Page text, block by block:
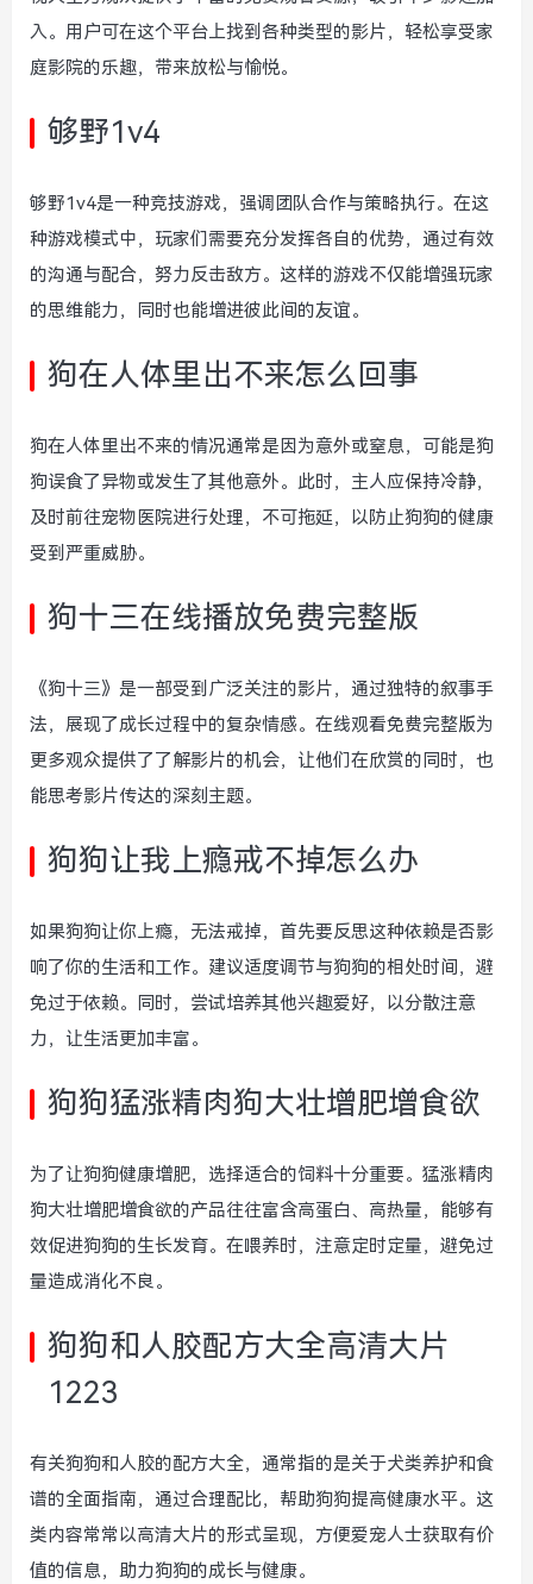
入。用户可在这个平台上找到各种类型的影片，轻松享受家
庭影院的乐趣，带来放松与愉悦。
够野1v4
够野1v4是一种竞技游戏，强调团队合作与策略执行。在这
种游戏模式中，玩家们需要充分发挥各自的优势，通过有效
的沟通与配合，努力反击敌方。这样的游戏不仅能增强玩家
的思维能力，同时也能增进彼此间的友谊。
狗在人体里出不来怎么回事
狗在人体里出不来的情况通常是因为意外或窒息，可能是狗
狗误食了异物或发生了其他意外。此时，主人应保持冷静，
及时前往宠物医院进行处理，不可拖延，以防止狗狗的健康
受到严重威胁。
狗十三在线播放免费完整版
《狗十三》是一部受到广泛关注的影片，通过独特的叙事手
法，展现了成长过程中的复杂情感。在线观看免费完整版为
更多观众提供了了解影片的机会，让他们在欣赏的同时，也
能思考影片传达的深刻主题。
狗狗让我上瘾戒不掉怎么办
如果狗狗让你上瘾，无法戒掉，首先要反思这种依赖是否影
响了你的生活和工作。建议适度调节与狗狗的相处时间，避
免过于依赖。同时，尝试培养其他兴趣爱好，以分散注意
力，让生活更加丰富。
狗狗猛涨精肉狗大壮增肥增食欲
为了让狗狗健康增肥，选择适合的饲料十分重要。猛涨精肉
狗大壮增肥增食欲的产品往往富含高蛋白、高热量，能够有
效促进狗狗的生长发育。在喂养时，注意定时定量，避免过
量造成消化不良。
狗狗和人胶配方大全高清大片
1223
有关狗狗和人胶的配方大全，通常指的是关于犬类养护和食
谱的全面指南，通过合理配比，帮助狗狗提高健康水平。这
类内容常常以高清大片的形式呈现，方便爱宠人士获取有价
值的信息，助力狗狗的成长与健康。